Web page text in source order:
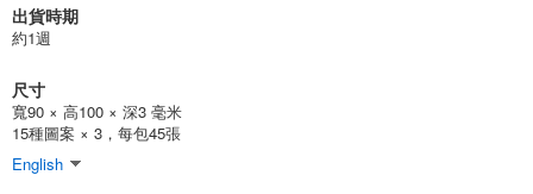
出貨時期
約1週
尺寸
寬90 × 高100 × 深3 毫米
15種圖案 × 3，每包45張
English